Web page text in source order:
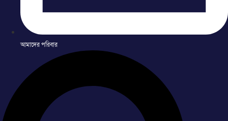
আমাদের পরিবার